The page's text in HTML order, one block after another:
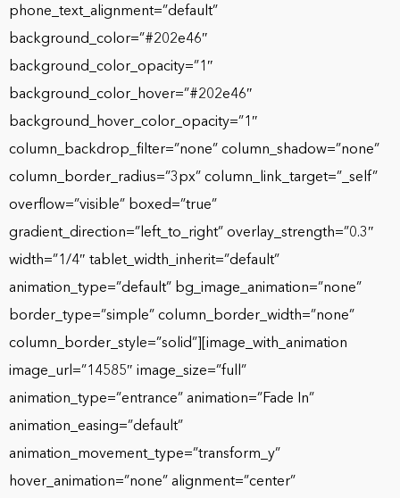
phone_text_alignment=”default”
background_color=”#202e46″
background_color_opacity=”1″
background_color_hover=”#202e46″
background_hover_color_opacity=”1″
column_backdrop_filter=”none” column_shadow=”none”
column_border_radius=”3px” column_link_target=”_self”
overflow=”visible” boxed=”true”
gradient_direction=”left_to_right” overlay_strength=”0.3″
width=”1/4″ tablet_width_inherit=”default”
animation_type=”default” bg_image_animation=”none”
border_type=”simple” column_border_width=”none”
column_border_style=”solid”][image_with_animation
image_url=”14585″ image_size=”full”
animation_type=”entrance” animation=”Fade In”
animation_easing=”default”
animation_movement_type=”transform_y”
hover_animation=”none” alignment=”center”